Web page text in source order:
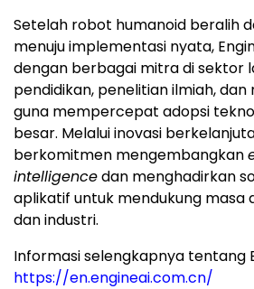
Setelah robot humanoid beralih
menuju implementasi nyata,
dengan berbagai mitra di sektor
pendidikan, penelitian ilmiah,
guna mempercepat adopsi
besar. Melalui inovasi
berkomitmen mengembangkan
intelligencedan menghadirkan
aplikatif untuk mendukung masa
dan industri.
Informasi selengkapnya tentang
https://en.engineai.com.cn/